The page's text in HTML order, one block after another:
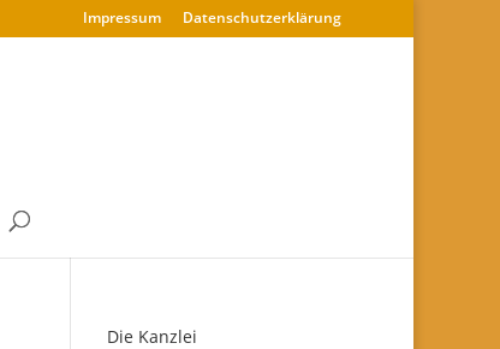
Impressum Datenschutz­erklärung
Die Kanzlei